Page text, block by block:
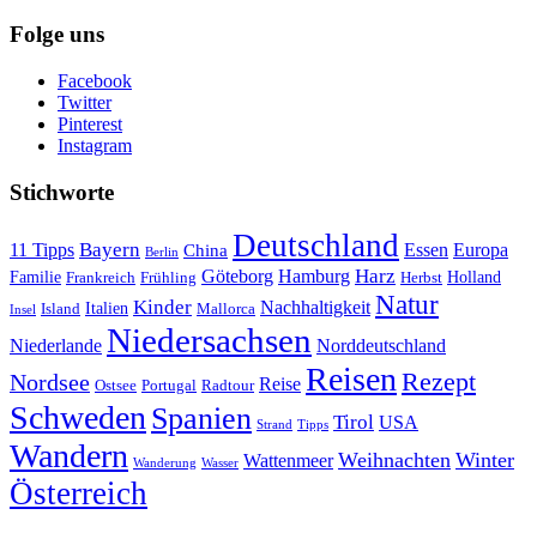
Folge uns
Facebook
Twitter
Pinterest
Instagram
Stichworte
11 Tipps Bayern Berlin China Deutschland Essen Europa
Familie Frankreich Frühling Göteborg Hamburg Harz Herbst Holland
Insel Island Italien Kinder Mallorca Nachhaltigkeit Natur
Niederlande Niedersachsen Norddeutschland
Nordsee Ostsee Portugal Radtour Reise ReisenRezept
SchwedenSpanien Strand Tipps Tirol USA
Wandern Wanderung Wasser Wattenmeer Weihnachten Winter
Österreich